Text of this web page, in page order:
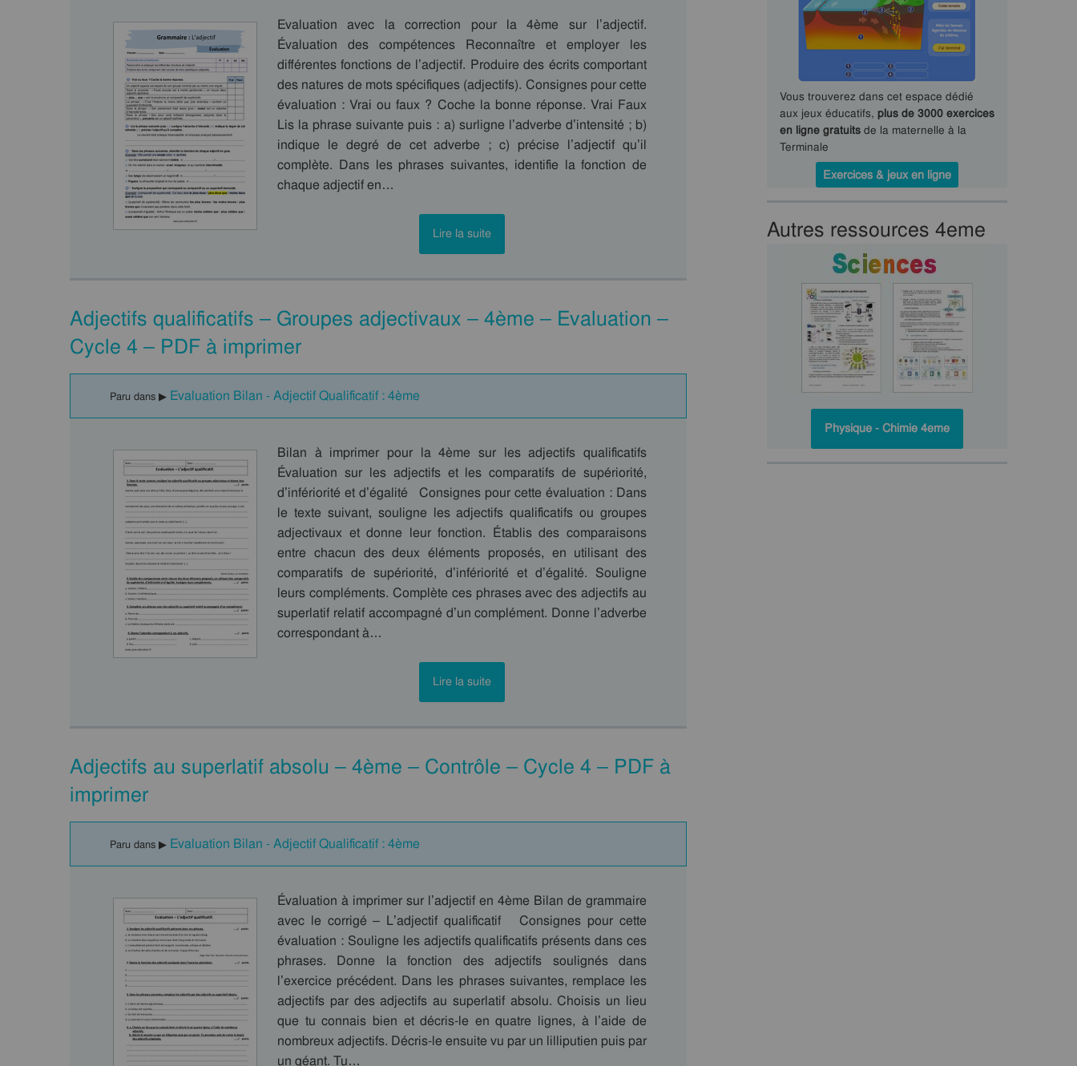
Evaluation avec la correction pour la 4ème sur l’adjectif.
Évaluation des compétences Reconnaître et employer les
différentes fonctions de l’adjectif. Produire des écrits comportant
des natures de mots spécifiques (adjectifs). Consignes pour cette
évaluation : Vrai ou faux ? Coche la bonne réponse. Vrai Faux
Lis la phrase suivante puis : a) surligne l’adverbe d’intensité ; b)
indique le degré de cet adverbe ; c) précise l’adjectif qu’il
complète. Dans les phrases suivantes, identifie la fonction de
chaque adjectif en…
Lire la suite
Adjectifs qualificatifs – Groupes adjectivaux – 4ème – Evaluation –
Cycle 4 – PDF à imprimer
Paru dans ▶ Evaluation Bilan - Adjectif Qualificatif : 4ème
Bilan à imprimer pour la 4ème sur les adjectifs qualificatifs
Évaluation sur les adjectifs et les comparatifs de supériorité,
d’infériorité et d’égalité Consignes pour cette évaluation : Dans
le texte suivant, souligne les adjectifs qualificatifs ou groupes
adjectivaux et donne leur fonction. Établis des comparaisons
entre chacun des deux éléments proposés, en utilisant des
comparatifs de supériorité, d’infériorité et d’égalité. Souligne
leurs compléments. Complète ces phrases avec des adjectifs au
superlatif relatif accompagné d’un complément. Donne l’adverbe
correspondant à…
Lire la suite
Adjectifs au superlatif absolu – 4ème – Contrôle – Cycle 4 – PDF à
imprimer
Paru dans ▶ Evaluation Bilan - Adjectif Qualificatif : 4ème
Évaluation à imprimer sur l’adjectif en 4ème Bilan de grammaire
avec le corrigé – L’adjectif qualificatif Consignes pour cette
évaluation : Souligne les adjectifs qualificatifs présents dans ces
phrases. Donne la fonction des adjectifs soulignés dans
l’exercice précédent. Dans les phrases suivantes, remplace les
adjectifs par des adjectifs au superlatif absolu. Choisis un lieu
que tu connais bien et décris-le en quatre lignes, à l’aide de
nombreux adjectifs. Décris-le ensuite vu par un lilliputien puis par
un géant. Tu…
Vous trouverez dans cet espace dédié
aux jeux éducatifs, plus de 3000 exercices
en ligne gratuitsde la maternelle à la
Terminale
Exercices & jeux en ligne
Autres ressources 4eme
Physique - Chimie 4eme